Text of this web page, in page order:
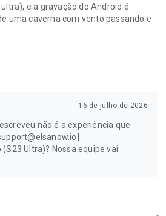
e a gravação do Android é
uma caverna com vento passando e
16 de julho de 2026
não é a experiência que
Ultra)? Nossa equipe vai